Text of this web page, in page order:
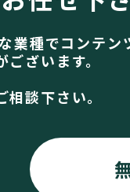
業種でコンテン
ざいます。
談下さい。